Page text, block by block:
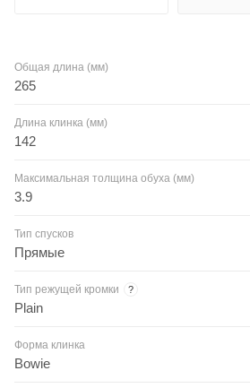
Общая длина (мм)
265
Длина клинка (мм)
142
Максимальная толщина обуха (мм)
3.9
Тип спусков
Прямые
Тип режущей кромки ?
Plain
Форма клинка
Bowie